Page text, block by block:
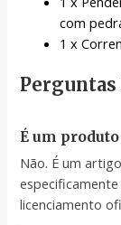
com
1 x
É um
Não. É um
licenciamento